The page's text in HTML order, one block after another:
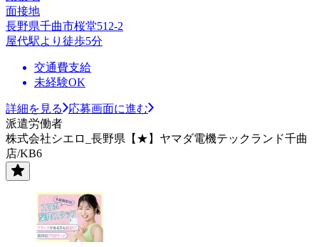
面接地
長野県千曲市桜堂512-2
屋代駅より徒歩5分
交通費支給
未経験OK
詳細を見る
応募画面に進む
派遣労働者
株式会社シエロ_長野県【★】ヤマダ電機テックランド千曲
店/KB6